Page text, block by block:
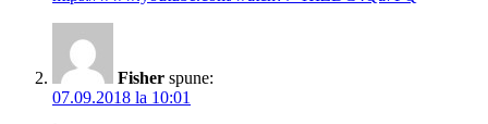
Fisher spune:
07.09.2018 la 10:01